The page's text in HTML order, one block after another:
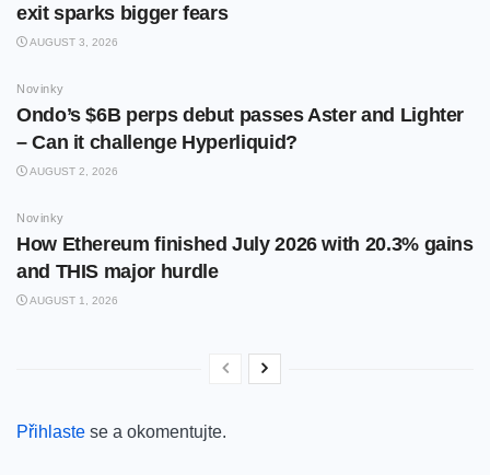
exit sparks bigger fears
AUGUST 3, 2026
Novinky
Ondo’s $6B perps debut passes Aster and Lighter
– Can it challenge Hyperliquid?
AUGUST 2, 2026
Novinky
How Ethereum finished July 2026 with 20.3% gains
and THIS major hurdle
AUGUST 1, 2026
Přihlaste se a okomentujte.